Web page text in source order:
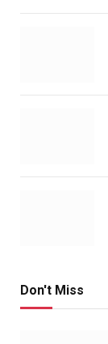
Don't Miss